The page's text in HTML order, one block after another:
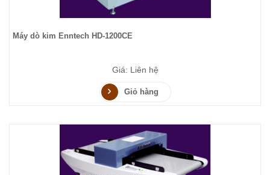
Máy dò kim Enntech HD-1200CE
Giá: Liên hệ
Giỏ hàng